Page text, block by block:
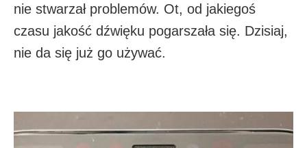
nie stwarzał problemów. Ot, od jakiegoś
czasu jakość dźwięku pogarszała się. Dzisiaj,
nie da się już go używać.